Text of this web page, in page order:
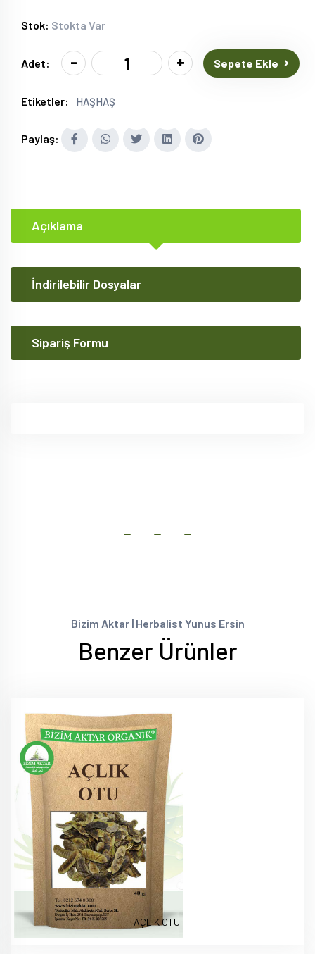
Stok: Stokta Var
Adet: - + Sepete Ekle
Etiketler: HAŞHAŞ
Paylaş:
Açıklama
İndirilebilir Dosyalar
Sipariş Formu
Bizim Aktar | Herbalist Yunus Ersin
Benzer Ürünler
AÇLIK OTU